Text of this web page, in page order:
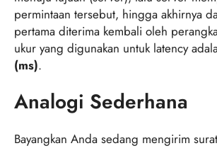
permintaan tersebut, hingga akhirnya
pertama diterima kembali oleh
ukur yang digunakan untuk latency
(ms).
Analogi Sederhana
Bayangkan Anda sedang mengirim